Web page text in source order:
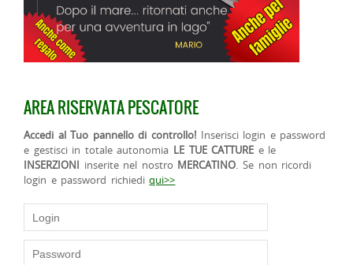
AREA RISERVATA PESCATORE
Accedi al Tuo pannello di controllo! Inserisci login e password
e gestisci in totale autonomia LE TUE CATTURE e le
INSERZIONI inserite nel nostro MERCATINO. Se non ricordi
login e password richiediqui>>